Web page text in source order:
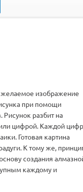
изображение
при помощи
разбит на
цифрой. Каждой
Готовая картина
К тому же,
создания
каждому и